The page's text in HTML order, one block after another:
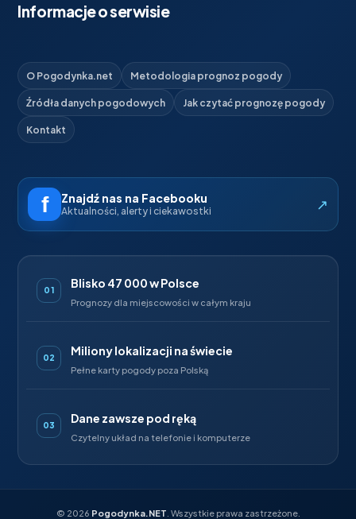
Informacje o serwisie
O Pogodynka.net Metodologia prognoz pogody
Źródła danych pogodowych Jak czytać prognozę pogody
Kontakt
Znajdź nas na Facebooku
Aktualności, alerty i ciekawostki ↗
01 Blisko 47 000 w Polsce
Prognozy dla miejscowości w całym kraju
02 Miliony lokalizacji na świecie
Pełne karty pogody poza Polską
03 Dane zawsze pod ręką
Czytelny układ na telefonie i komputerze
© 2026 Pogodynka.NET . Wszystkie prawa zastrzeżone.